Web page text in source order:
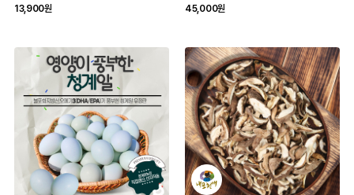
13,900원 45,000원